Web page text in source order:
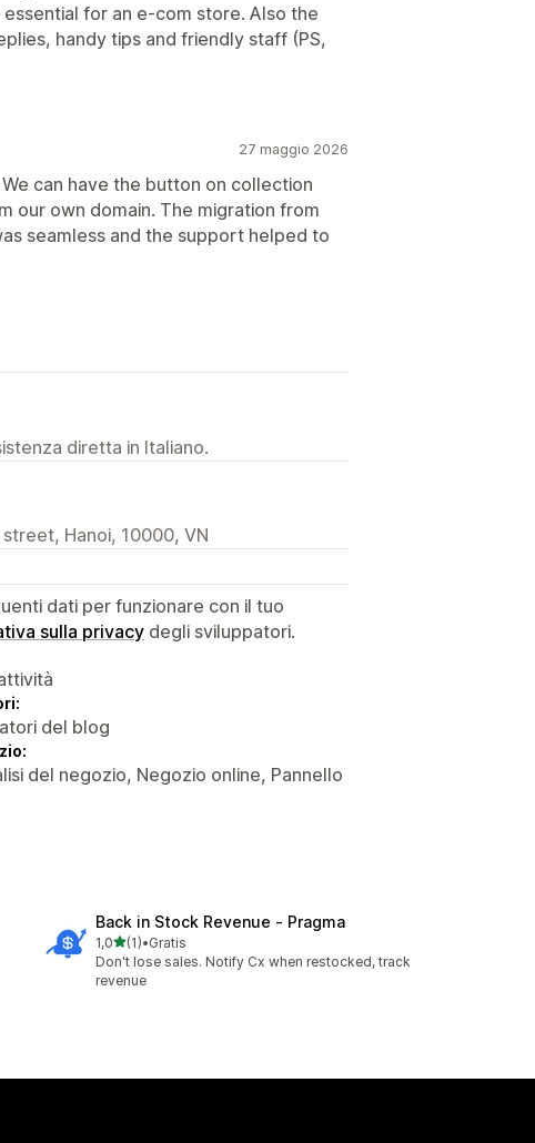
for an e-com store. Also the
handy tips and friendly staff (PS,
27 maggio 2026
can have the button on collection
our own domain. The migration from
seamless and the support helped to
diretta in Italiano.
Hanoi, 10000, VN
dati per funzionare con il tuo
sulla privacy degli sviluppatori.
del blog
del negozio, Negozio online, Pannello
Back in Stock Revenue ‑ Pragma
1,0stelle su 5
(1)
1 recensioni totali
•Gratis
Don't lose sales. Notify Cx when restocked, track
revenue